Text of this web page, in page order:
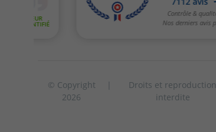
© Copyright
2026
|
Droits et reproduction
interdite